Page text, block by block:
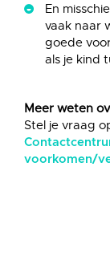
En
vaak naar
goede
als je kind
Meer weten
Stel je vraag
voorkomen/